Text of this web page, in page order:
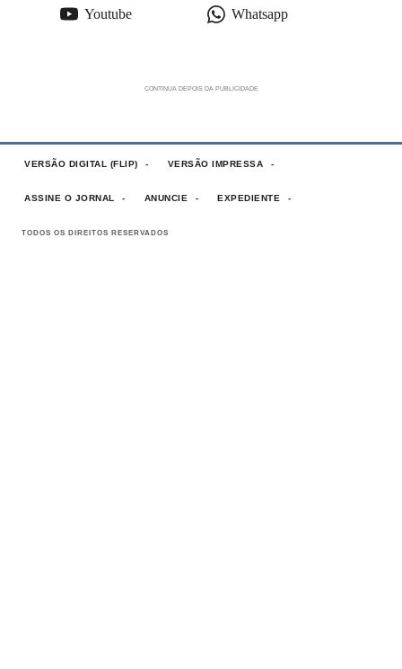
Youtube Whatsapp
VERSÃO DIGITAL (FLIP) VERSÃO IMPRESSA
ASSINE O JORNAL ANUNCIE EXPEDIENTE
TODOS OS DIREITOS RESERVADOS